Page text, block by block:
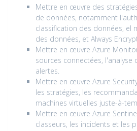
Mettre en œuvre des
de données, notamment
classification des données, el
des données, et Always
Mettre en œuvre Azure
sources connectées, l'analyse
alertes.
Mettre en œuvre Azure
les stratégies, les
machines virtuelles juste-à-
Mettre en œuvre Azure
classeurs, les incidents et les